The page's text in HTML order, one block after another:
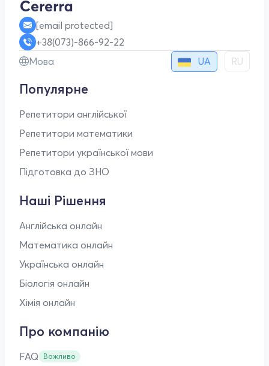
[email protected]
+38(073)-866-92-22
Мова
UA RU
Популярне
Репетитори англійської
Репетитори математики
Репетитори української мови
Підготовка до ЗНО
Наші Рішення
Англійська онлайн
Математика онлайн
Українська онлайн
Біологія онлайн
Хімія онлайн
Про компанію
FAQ Важливо